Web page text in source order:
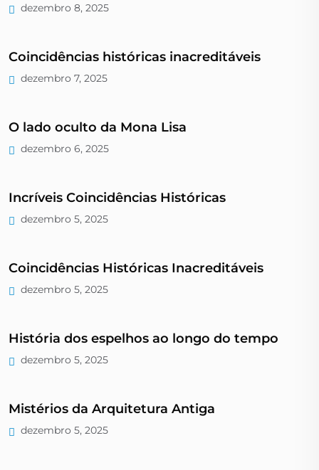
dezembro 8, 2025
Coincidências históricas inacreditáveis
dezembro 7, 2025
O lado oculto da Mona Lisa
dezembro 6, 2025
Incríveis Coincidências Históricas
dezembro 5, 2025
Coincidências Históricas Inacreditáveis
dezembro 5, 2025
História dos espelhos ao longo do tempo
dezembro 5, 2025
Mistérios da Arquitetura Antiga
dezembro 5, 2025